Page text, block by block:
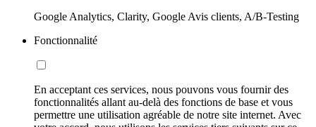
Google Analytics, Clarity, Google Avis clients, A/B-Testing
Fonctionnalité
En acceptant ces services, nous pouvons vous fournir des
fonctionnalités allant au-delà des fonctions de base et vous
permettre une utilisation agréable de notre site internet. Avec